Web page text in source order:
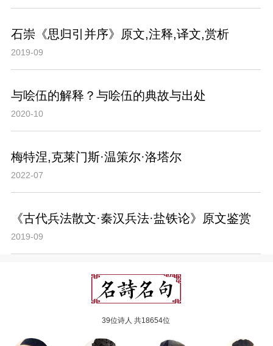
石崇《思归引并序》原文,注释,译文,赏析
2019-09
与哙伍的解释？与哙伍的典故与出处
2020-10
梅特涅,克莱门斯·温策尔·洛塔尔
2022-07
《古代兵法散文·秦汉兵法·盐铁论》原文鉴赏
2019-09
39位诗人 共18654位